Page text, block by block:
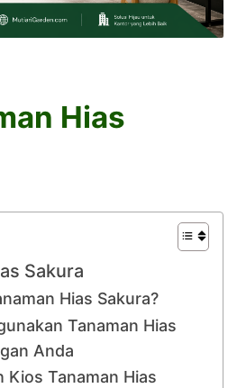
Hias
Sakura
Hias Sakura?
Tanaman Hias
Anda
Kios Tanaman Hias